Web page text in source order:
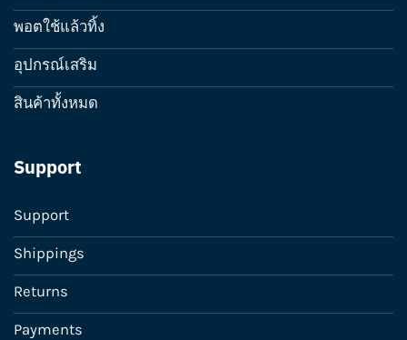
พอตใช้แล้วทิ้ง
อุปกรณ์เสริม
สินค้าทั้งหมด
Support
Support
Shippings
Returns
Payments